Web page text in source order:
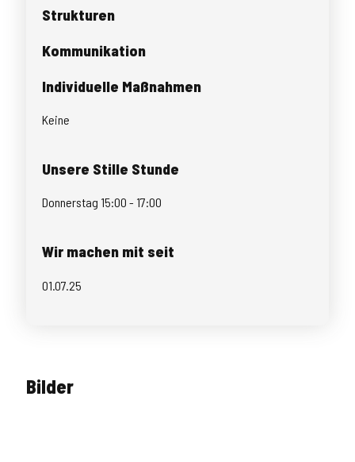
Strukturen
Kommunikation
Individuelle Maßnahmen
Keine
Unsere Stille Stunde
Donnerstag 15:00 - 17:00
Wir machen mit seit
01.07.25
Bilder